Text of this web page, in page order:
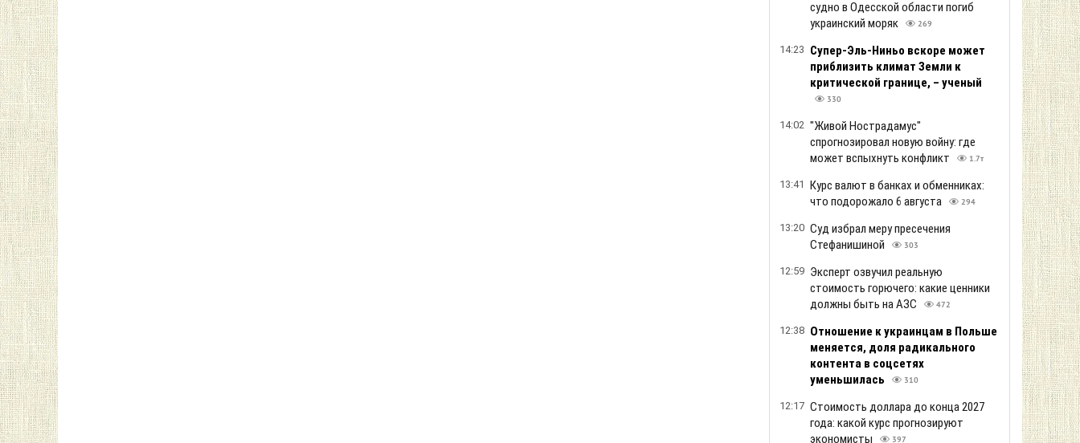
судно в Одесской области погиб
украинский моряк
269
14:23 Супер-Эль-Ниньо вскоре может
приблизить климат Земли к
критической границе, – ученый
330
14:02 "Живой Нострадамус"
спрогнозировал новую войну: где
может вспыхнуть конфликт
1.7т
13:41 Курс валют в банках и обменниках:
что подорожало 6 августа
294
13:20 Суд избрал меру пресечения
Стефанишиной
303
12:59 Эксперт озвучил реальную
стоимость горючего: какие ценники
должны быть на АЗС
472
12:38 Отношение к украинцам в Польше
меняется, доля радикального
контента в соцсетях
уменьшилась
310
12:17 Стоимость доллара до конца 2027
года: какой курс прогнозируют
экономисты
397